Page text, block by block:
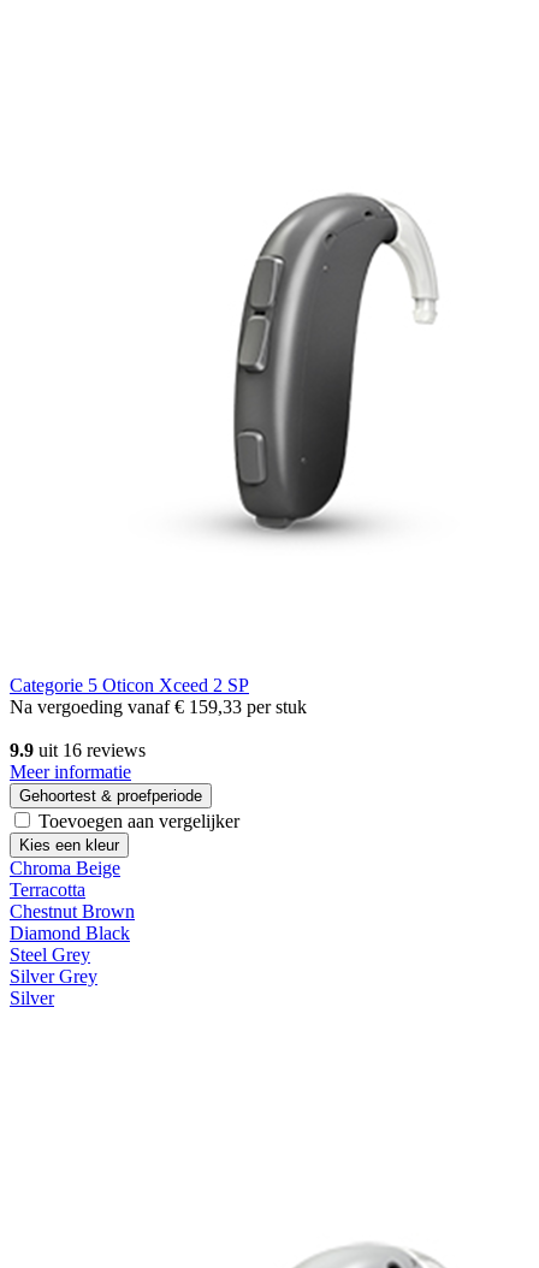
Categorie 5 Oticon Xceed 2 SP
Na vergoeding vanaf€ 159,33 per stuk
9.9 uit 16 reviews
Meer informatie
Gehoortest & proefperiode
Toevoegen aan vergelijker
Kies een kleur
Chroma Beige
Terracotta
Chestnut Brown
Diamond Black
Steel Grey
Silver Grey
Silver